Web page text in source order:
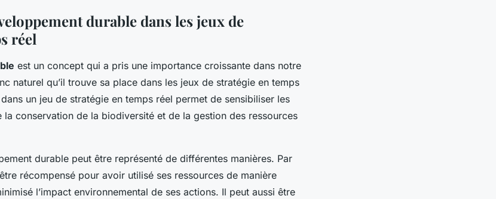
durable dans les jeux de
réel
est un concept qui a pris une importance croissante dans notre
naturel qu’il trouve sa place dans les jeux de stratégie en temps
un jeu de stratégie en temps réel permet de sensibiliser les
la conservation de la biodiversité et de la gestion des ressources
durable peut être représenté de différentes manières. Par
récompensé pour avoir utilisé ses ressources de manière
l’impact environnemental de ses actions. Il peut aussi être